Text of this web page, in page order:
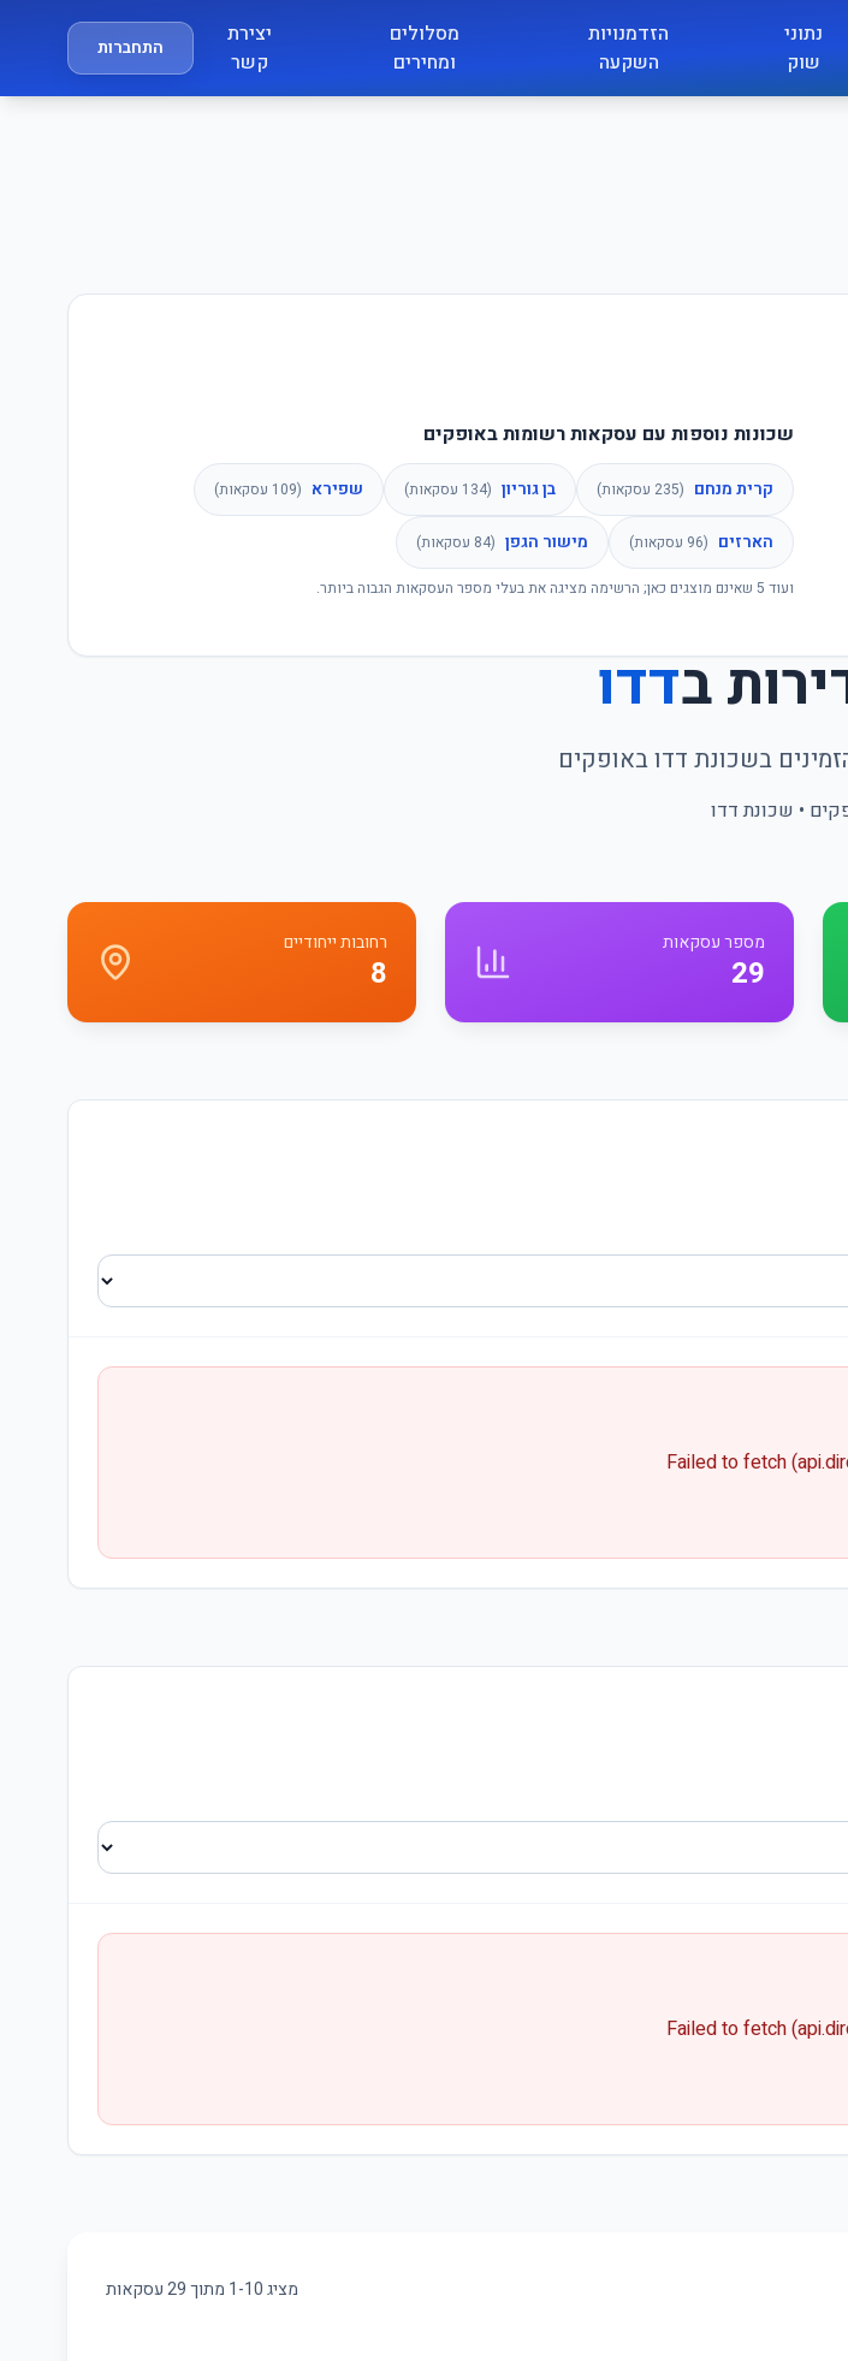
נתוני
שוק
הזדמנויות
השקעה
מסלולים
ומחירים
יצירת
קשר
התחברות
שכונות נוספות עם עסקאות רשומות באופקים
קרית מנחם (
235 עסקאות) בן גוריון (
134 עסקאות) שפירא (
109 עסקאות)
הארזים (
96 עסקאות) מישור הגפן (
84 עסקאות)
ועוד 5 שאינם מוצגים כאן; הרשימה מציגה את בעלי מספר העסקאות הגבוה ביותר.
בדדו
בשכונת דדובאופקים
• שכונת דדו
מספר עסקאות
29
רחובות ייחודיים
8
Failed to fetch
Failed to fetch
מציג 1-10 מתוך29עסקאות